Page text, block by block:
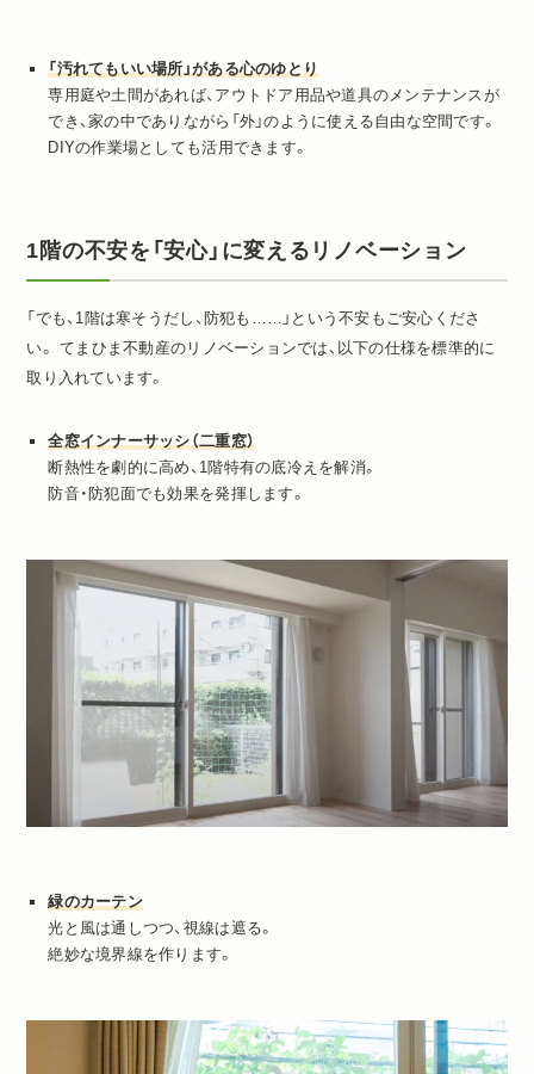
「汚れてもいい場所」がある心のゆとり
専用庭や土間があれば、アウトドア用品や道具のメンテナンスが
でき、家の中でありながら「外」のように使える自由な空間です。
DIYの作業場としても活用できます。
1階の不安を「安心」に変えるリノベーション
「でも、1階は寒そうだし、防犯も……」という不安もご安心くださ
い。 てまひま不動産のリノベーションでは、以下の仕様を標準的に
取り入れています。
全窓インナーサッシ（二重窓）
断熱性を劇的に高め、1階特有の底冷えを解消。
防音・防犯面でも効果を発揮します。
緑のカーテン
光と風は通しつつ、視線は遮る。
絶妙な境界線を作ります。